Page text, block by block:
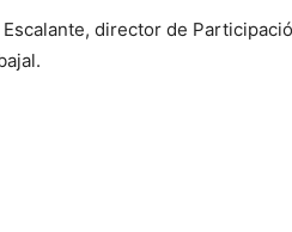
director de